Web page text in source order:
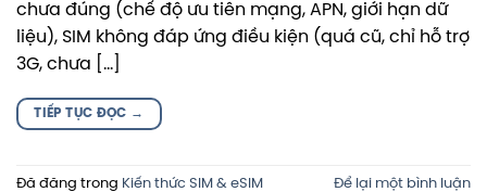
chưa đúng (chế độ ưu tiên mạng, APN, giới hạn dữ
liệu), SIM không đáp ứng điều kiện (quá cũ, chỉ hỗ trợ
3G, chưa […]
TIẾP TỤC ĐỌC →
Đã đăng trong Kiến thức SIM & eSIM Để lại một bình luận